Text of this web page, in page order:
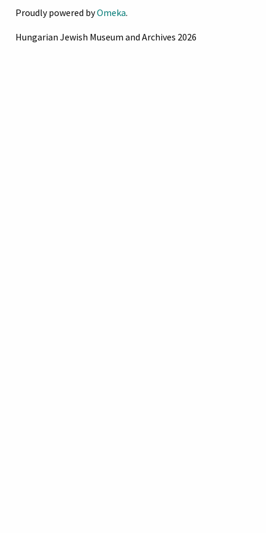
vásárolt gyümölcsös volt az
üzem. Segítette a héber
Proudly powered byOmeka.
Hungarian Jewish Museum and Archives 2026